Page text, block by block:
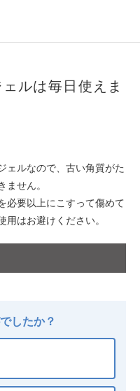
ルは毎日使えま
ェルなので、古い角質がた
せん。
必要以上にこすって傷めて
はお避けください。
したか？